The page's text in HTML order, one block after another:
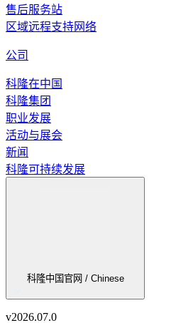
售后服务站
区域远程支持网络
公司
科隆在中国
科隆集团
职业发展
活动与展会
新闻
科隆可持续发展
科隆中国官网 / Chinese
v2026.07.0